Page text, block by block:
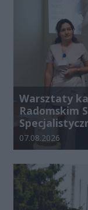
Warsztaty
Radomskim
Data dodania
07.08.2026